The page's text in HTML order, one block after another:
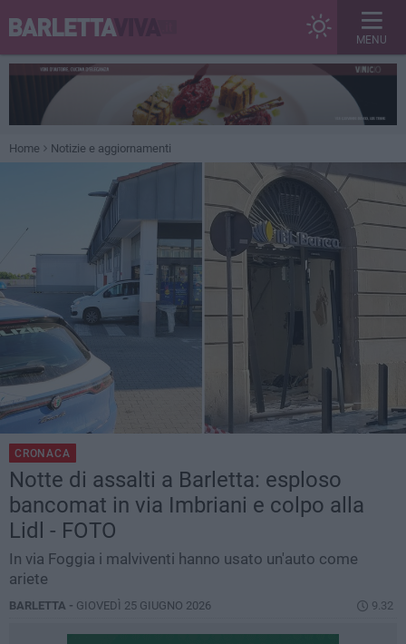
MENU
Home Notizie e aggiornamenti
CRONACA
Notte di assalti a Barletta: esploso
bancomat in via Imbriani e colpo alla
Lidl - FOTO
In via Foggia i malviventi hanno usato un'auto come
ariete
BARLETTA - GIOVEDÌ 25 GIUGNO 2026 9.32